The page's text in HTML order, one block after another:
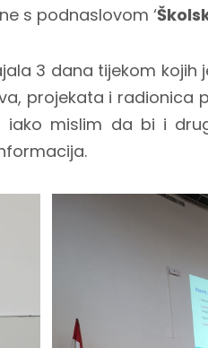
s podnaslovom ‘
3 dana tijekom
projekata i radionica
iako mislim da bi i